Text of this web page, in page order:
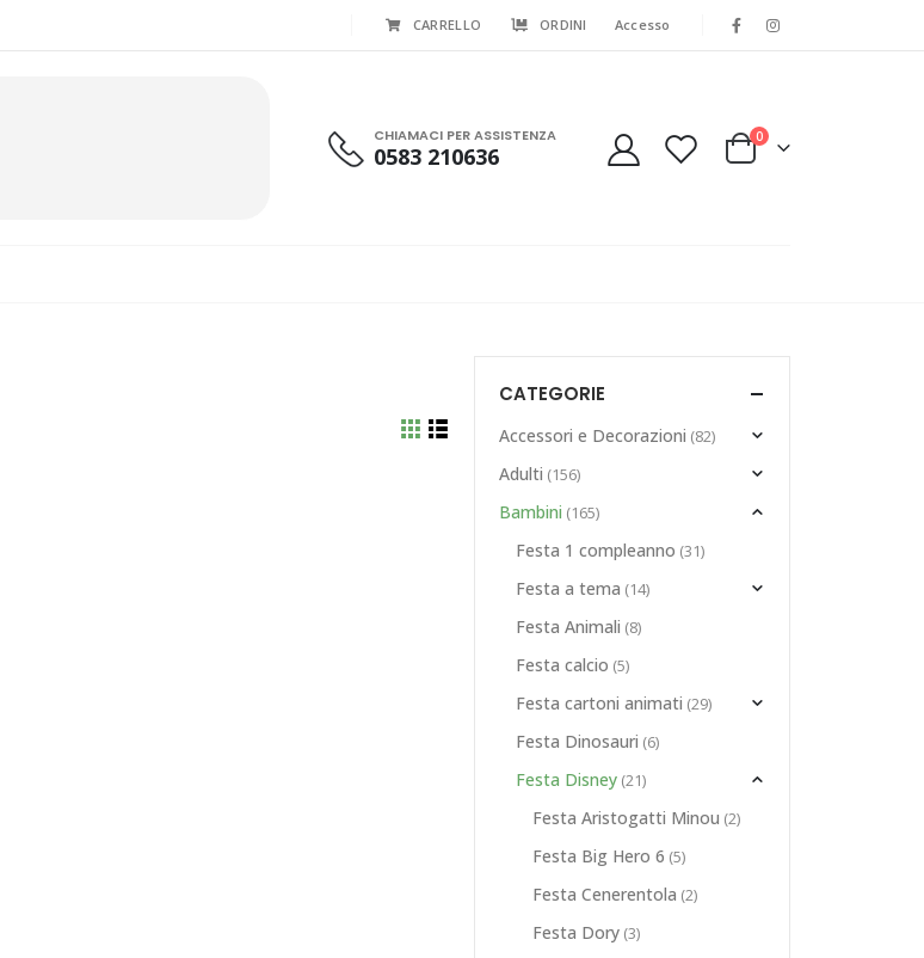
CARRELLO ORDINI Accesso
CHIAMACI PER ASSISTENZA
0583 210636
0
FESTA DRAGON TRAINER,FESTA DUMBO ,FESTA FATTORIA FESTA HANDY MANNY
FESTA DISNEY FESTA DUMBO
CATEGORIE
Accessori e Decorazioni (82)
Adulti (156)
Bambini (165)
Festa 1 compleanno (31)
Festa a tema (14)
Festa Animali (8)
Festa calcio (5)
Festa cartoni animati (29)
Festa Dinosauri (6)
Festa Disney (21)
Festa Aristogatti Minou (2)
Festa Big Hero 6 (5)
Festa Cenerentola (2)
Festa Dory (3)